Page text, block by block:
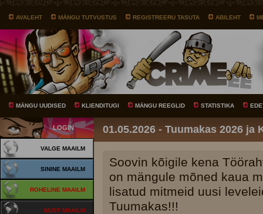
AVALEHT MÄNGU TUTVUSTUS REGISTREERU TASUTA ABILEHT
MÄNGU UUDISED KLIENDITUGI MÄNGU REEGLID STATISTIKA
LOGIN
VALGE MAAILM
SININE MAAILM
ROHELINE MAAILM
MUST MAAILM
01.05.2026 - Tuumakas 2026 ja
Soovin kõigile kena
on mängule mõned kaua
lisatud mitmeid uusi
Tuumakas!!!